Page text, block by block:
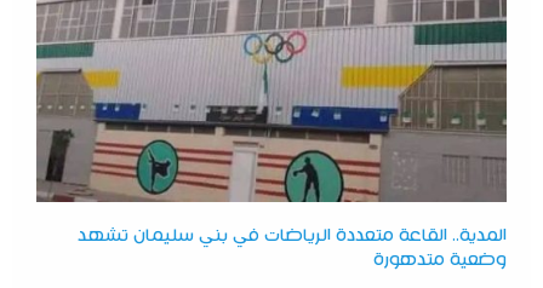
المدية.. القاعة متعددة الرياضات في بني سليمان تشهد
وضعية متدهورة